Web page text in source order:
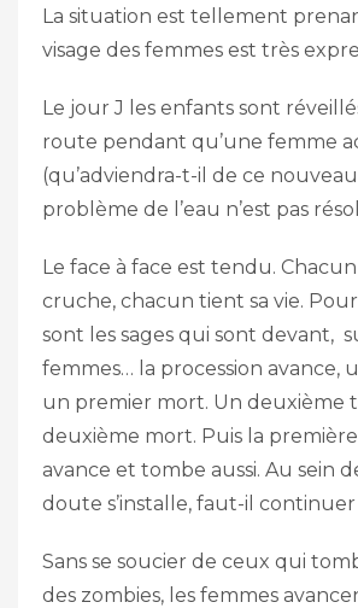
La situation est tellement
visage des femmes est très
Le jour J les enfants sont
route pendant qu’une femme
(qu’adviendra-t-il de ce
problème de l’eau n’est pas
Le face à face est tendu.
cruche, chacun tient sa vie.
sont les sages qui sont devant,
femmes… la procession avance,
un premier mort. Un deuxième
deuxième mort. Puis la
avance et tombe aussi. Au sein
doute s’installe, faut-il continuer
Sans se soucier de ceux qui
des zombies, les femmes